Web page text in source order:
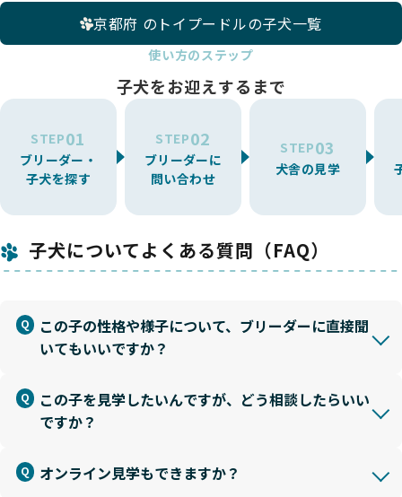
京都府 のトイプードルの子犬一覧
使い方のステップ
子犬をお迎えするまで
STEP01
ブリーダー・
子犬を探す
STEP02
ブリーダーに
問い合わせ
STEP03
犬舎の見学
子犬についてよくある質問（FAQ）
この子の性格や様子について、ブリーダーに直接聞
いてもいいですか？
この子を見学したいんですが、どう相談したらいい
ですか？
オンライン見学もできますか？